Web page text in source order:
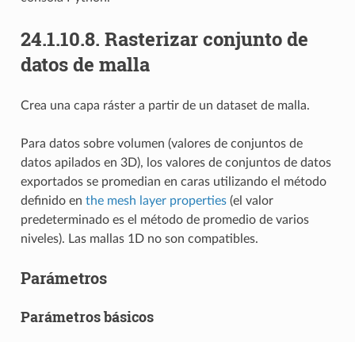
24.1.10.8. Rasterizar conjunto de
datos de malla
Crea una capa ráster a partir de un dataset de malla.
Para datos sobre volumen (valores de conjuntos de
datos apilados en 3D), los valores de conjuntos de datos
exportados se promedian en caras utilizando el método
definido en the mesh layer properties(el valor
predeterminado es el método de promedio de varios
niveles). Las mallas 1D no son compatibles.
Parámetros
Parámetros básicos